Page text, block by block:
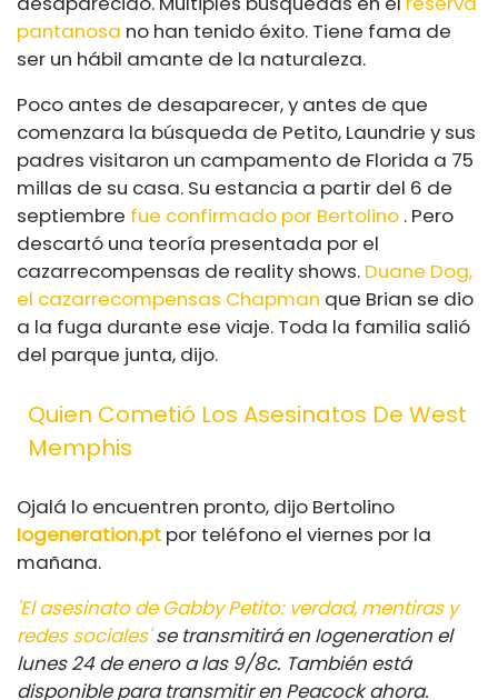
pantanosa no han tenido éxito. Tiene fama de
ser un hábil amante de la naturaleza.
Poco antes de desaparecer, y antes de que
comenzara la búsqueda de Petito, Laundrie y sus
padres visitaron un campamento de Florida a 75
millas de su casa. Su estancia a partir del 6 de
septiembre fue confirmado por Bertolino . Pero
descartó una teoría presentada por el
cazarrecompensas de reality shows. Duane Dog,
el cazarrecompensas Chapman que Brian se dio
a la fuga durante ese viaje. Toda la familia salió
del parque junta, dijo.
Quien Cometió Los Asesinatos De West
Memphis
Ojalá lo encuentren pronto, dijo Bertolino
Iogeneration.pt por teléfono el viernes por la
mañana.
'El asesinato de Gabby Petito: verdad, mentiras y
redes sociales'se transmitirá en Iogeneration el
lunes 24 de enero a las 9/8c. También está
disponible para transmitir en Peacock ahora.